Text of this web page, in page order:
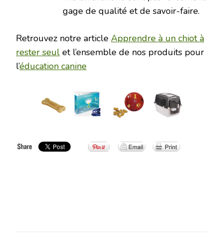
gage de qualité et de savoir-faire.
Retrouvez notre article Apprendre à un chiot à
rester seul et l’ensemble de nos produits pour
l’éducation canine